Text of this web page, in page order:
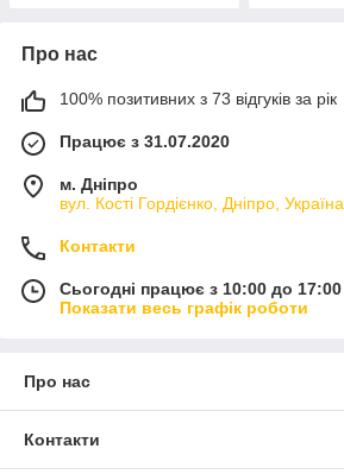
Про нас
100% позитивних з 73 відгуків за рік
Працює з 31.07.2020
м. Дніпро
вул. Кості Гордієнко, Дніпро, Україна
Контакти
Сьогодні працює з 10:00 до 17:00
Показати весь графік роботи
Про нас
Контакти